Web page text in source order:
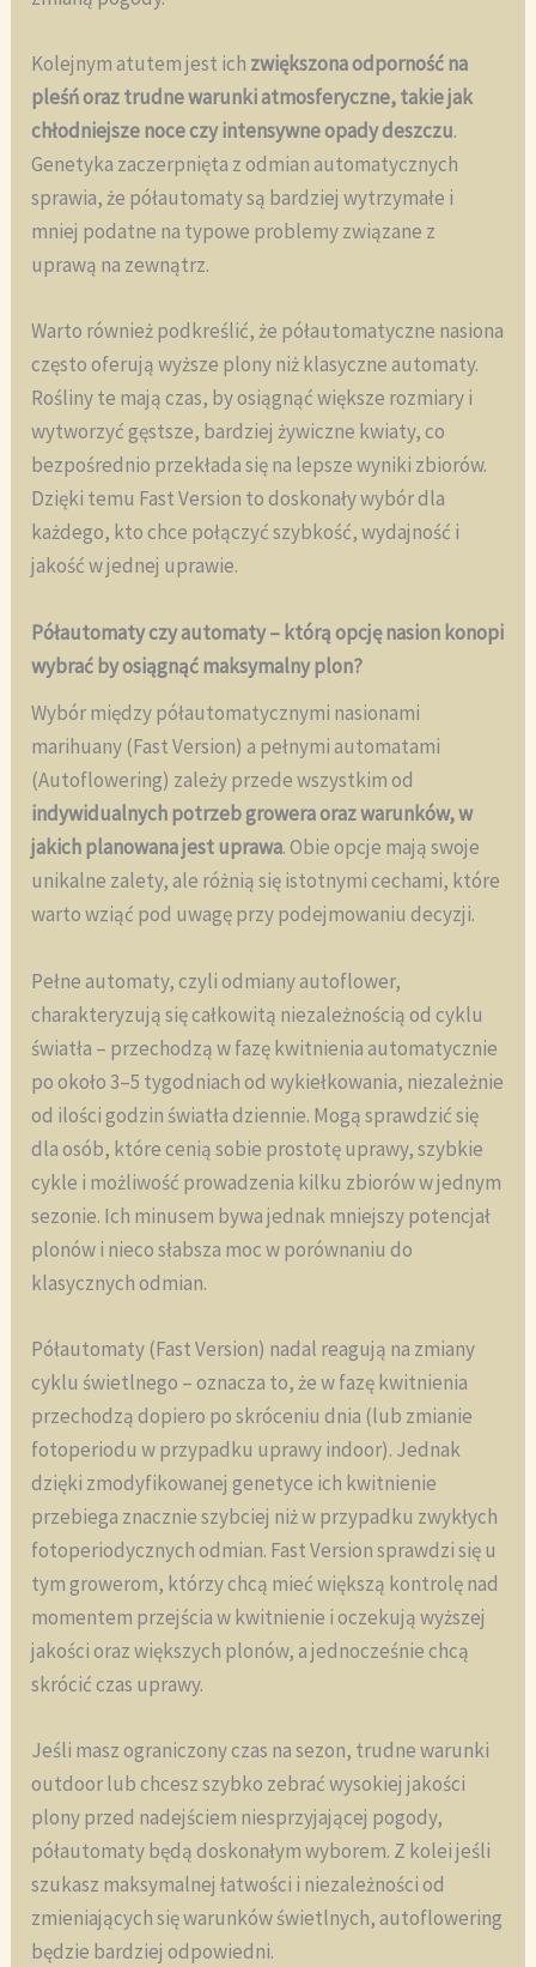
Kolejnym atutem jest ich zwiększona odporność na
pleśń oraz trudne warunki atmosferyczne, takie jak
chłodniejsze noce czy intensywne opady deszczu.
Genetyka zaczerpnięta z odmian automatycznych
sprawia, że półautomaty są bardziej wytrzymałe i
mniej podatne na typowe problemy związane z
uprawą na zewnątrz.
Warto również podkreślić, że półautomatyczne nasiona
często oferują wyższe plony niż klasyczne automaty.
Rośliny te mają czas, by osiągnąć większe rozmiary i
wytworzyć gęstsze, bardziej żywiczne kwiaty, co
bezpośrednio przekłada się na lepsze wyniki zbiorów.
Dzięki temu Fast Version to doskonały wybór dla
każdego, kto chce połączyć szybkość, wydajność i
jakość w jednej uprawie.
Półautomaty czy automaty – którą opcję nasion konopi
wybrać by osiągnąć maksymalny plon?
Wybór między półautomatycznymi nasionami
marihuany (Fast Version) a pełnymi automatami
(Autoflowering) zależy przede wszystkim od
indywidualnych potrzeb growera oraz warunków, w
jakich planowana jest uprawa. Obie opcje mają swoje
unikalne zalety, ale różnią się istotnymi cechami, które
warto wziąć pod uwagę przy podejmowaniu decyzji.
Pełne automaty, czyli odmiany autoflower,
charakteryzują się całkowitą niezależnością od cyklu
światła – przechodzą w fazę kwitnienia automatycznie
po około 3–5 tygodniach od wykiełkowania, niezależnie
od ilości godzin światła dziennie. Mogą sprawdzić się
dla osób, które cenią sobie prostotę uprawy, szybkie
cykle i możliwość prowadzenia kilku zbiorów w jednym
sezonie. Ich minusem bywa jednak mniejszy potencjał
plonów i nieco słabsza moc w porównaniu do
klasycznych odmian.
Półautomaty (Fast Version) nadal reagują na zmiany
cyklu świetlnego – oznacza to, że w fazę kwitnienia
przechodzą dopiero po skróceniu dnia (lub zmianie
fotoperiodu w przypadku uprawy indoor). Jednak
dzięki zmodyfikowanej genetyce ich kwitnienie
przebiega znacznie szybciej niż w przypadku zwykłych
fotoperiodycznych odmian. Fast Version sprawdzi się u
tym growerom, którzy chcą mieć większą kontrolę nad
momentem przejścia w kwitnienie i oczekują wyższej
jakości oraz większych plonów, a jednocześnie chcą
skrócić czas uprawy.
Jeśli masz ograniczony czas na sezon, trudne warunki
outdoor lub chcesz szybko zebrać wysokiej jakości
plony przed nadejściem niesprzyjającej pogody,
półautomaty będą doskonałym wyborem. Z kolei jeśli
szukasz maksymalnej łatwości i niezależności od
zmieniających się warunków świetlnych, autoflowering
będzie bardziej odpowiedni.